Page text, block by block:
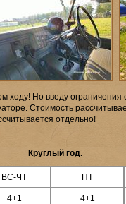
ходу! Но введу ограничения
Стоимость
отдельно!
Круглый год.
ВС-ЧТ ПТ
4+1 4+1